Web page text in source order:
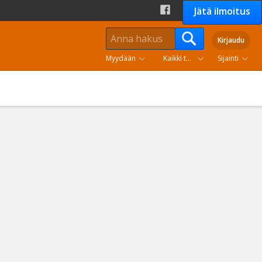
Jätä ilmoitus
Kirjaudu
Myydään
Kaikki tuoteryhmät Sijainti